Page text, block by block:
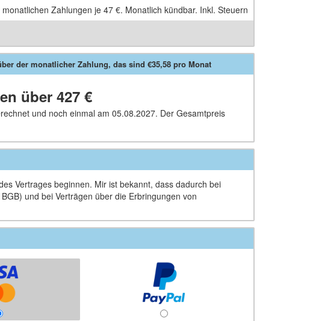
Zahlungen je 47 €. Monatlich kündbar. Inkl. Steuern
der monatlicher Zahlung, das sind €35,58 pro Monat
über 427 €
und noch einmal am 05.08.2027. Der Gesamtpreis
Vertrages beginnen. Mir ist bekannt, dass dadurch bei
und bei Verträgen über die Erbringungen von